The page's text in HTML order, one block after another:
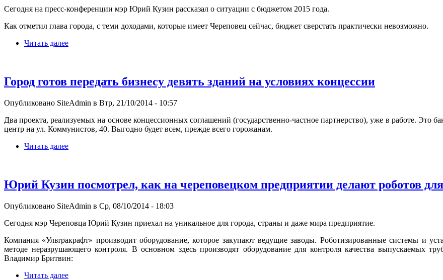
Сегодня на пресс-конференции мэр Юрий Кузин рассказал о ситуации с бюджетом 2015 года.
Как отметил глава города, с теми доходами, которые имеет Череповец сейчас, бюджет сверстать практически невозможно.
Читать далее
Город готов передать бизнесу девять зданий на условиях концессии
Опубликовано SiteAdmin в Втр, 21/10/2014 - 10:57
Два проекта, реализуемых на основе концессионных соглашений (государственно-частное партнерство), уже в работе.
центр на ул. Коммунистов, 40. Выгодно будет всем, прежде всего горожанам.
Читать далее
Юрий Кузин посмотрел, как на череповецком предприятии делают роботов
Опубликовано SiteAdmin в Ср, 08/10/2014 - 18:03
Сегодня мэр Череповца Юрий Кузин приехал на уникальное для города, страны и даже мира предприятие.
Компания «Ультракрафт» производит оборудование, которое закупают ведущие заводы. Роботизированные системы и
методе неразрушающего контроля. В основном здесь производят оборудование для контроля качества выпускаемых
Владимир Бритвин:
Читать далее